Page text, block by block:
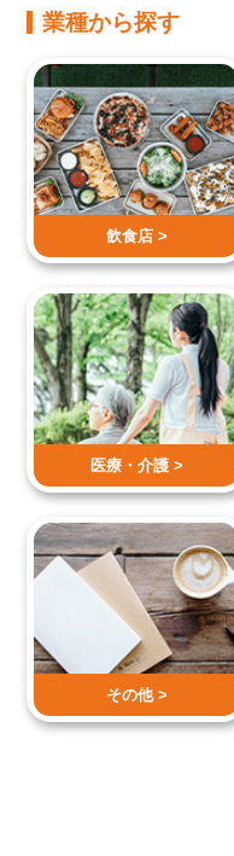
業種から探す
飲食店 >
医療・介護 >
その他 >